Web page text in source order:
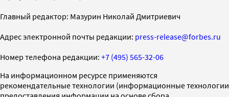
Главный редактор: Мазурин Николай Дмитриевич
Адрес электронной почты редакции: press-release@forbes.ru
Номер телефона редакции: +7 (495) 565-32-06
На информационном ресурсе применяются
рекомендательные технологии (информационные технологии